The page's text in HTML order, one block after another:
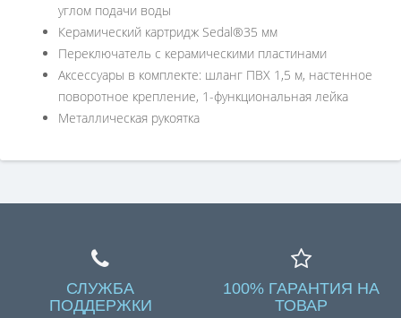
углом подачи воды
Керамический картридж Sedal®35 мм
Переключатель с керамическими пластинами
Аксессуары в комплекте: шланг ПВХ 1,5 м, настенное
поворотное крепление, 1-функциональная лейка
Металлическая рукоятка
СЛУЖБА
ПОДДЕРЖКИ
100% ГАРАНТИЯ НА
ТОВАР